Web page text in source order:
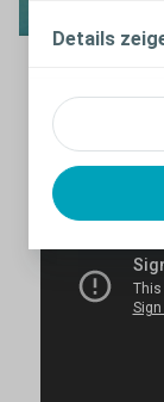
Details
Biatain